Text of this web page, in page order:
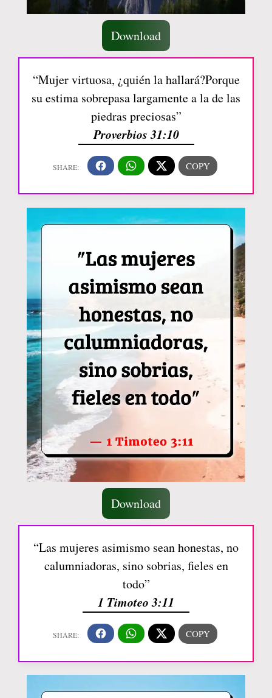
Download
“Mujer virtuosa, ¿quién la hallará?Porque
su estima sobrepasa largamente a la de las
piedras preciosas”
Proverbios 31:10
Download
“Las mujeres asimismo sean honestas, no
calumniadoras, sino sobrias, fieles en
todo”
1 Timoteo 3:11